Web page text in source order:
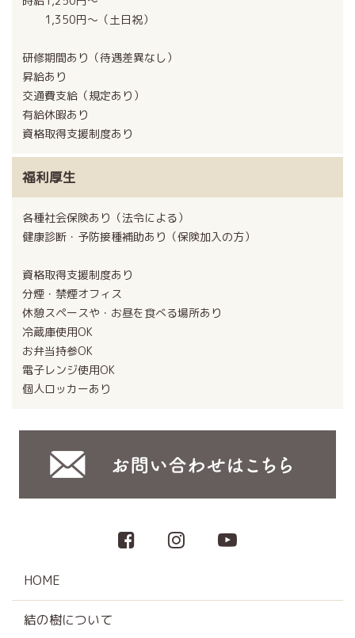
1,350円〜（土日祝）
研修期間あり（待遇差異なし）
昇給あり
交通費支給（規定あり）
有給休暇あり
資格取得支援制度あり
福利厚生
各種社会保険あり（法令による）
健康診断・予防接種補助あり（保険加入の方）
資格取得支援制度あり
分煙・禁煙オフィス
休憩スペースや・お昼を食べる場所あり
冷蔵庫使用OK
お弁当持参OK
電子レンジ使用OK
個人ロッカーあり
HOME
結の樹について